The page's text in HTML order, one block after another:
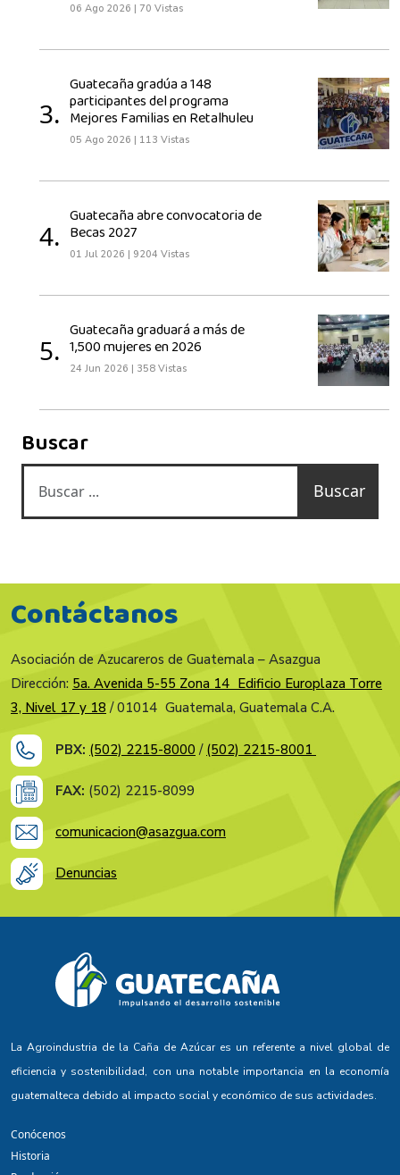
06 Ago 2026 | 70 Vistas
3.
Guatecaña gradúa a 148
participantes del programa
Mejores Familias en Retalhuleu
05 Ago 2026 | 113 Vistas
4.
Guatecaña abre convocatoria de
Becas 2027
01 Jul 2026 | 9204 Vistas
5.
Guatecaña graduará a más de
1,500 mujeres en 2026
24 Jun 2026 | 358 Vistas
Buscar
Buscar
Contáctanos
Asociación de Azucareros de Guatemala – Asazgua
Dirección: 5a. Avenida 5-55 Zona 14 Edificio Europlaza Torre
3, Nivel 17 y 18 / 01014 Guatemala, Guatemala C.A.
PBX: (502) 2215-8000 / (502) 2215-8001
FAX: (502) 2215-8099
comunicacion@asazgua.com
Denuncias
La Agroindustria de la Caña de Azúcar es un referente a nivel global de
eficiencia y sostenibilidad, con una notable importancia en la economía
guatemalteca debido al impacto social y económico de sus actividades.
Conócenos
Historia